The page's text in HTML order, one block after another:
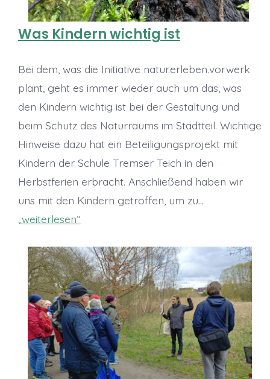
Was Kindern wichtig ist
Bei dem, was die Initiative natur.erleben.vorwerk
plant, geht es immer wieder auch um das, was
den Kindern wichtig ist bei der Gestaltung und
beim Schutz des Naturraums im Stadtteil. Wichtige
Hinweise dazu hat ein Beteiligungsprojekt mit
Kindern der Schule Tremser Teich in den
Herbstferien erbracht. Anschließend haben wir
uns mit den Kindern getroffen, um zu…
„weiterlesen“